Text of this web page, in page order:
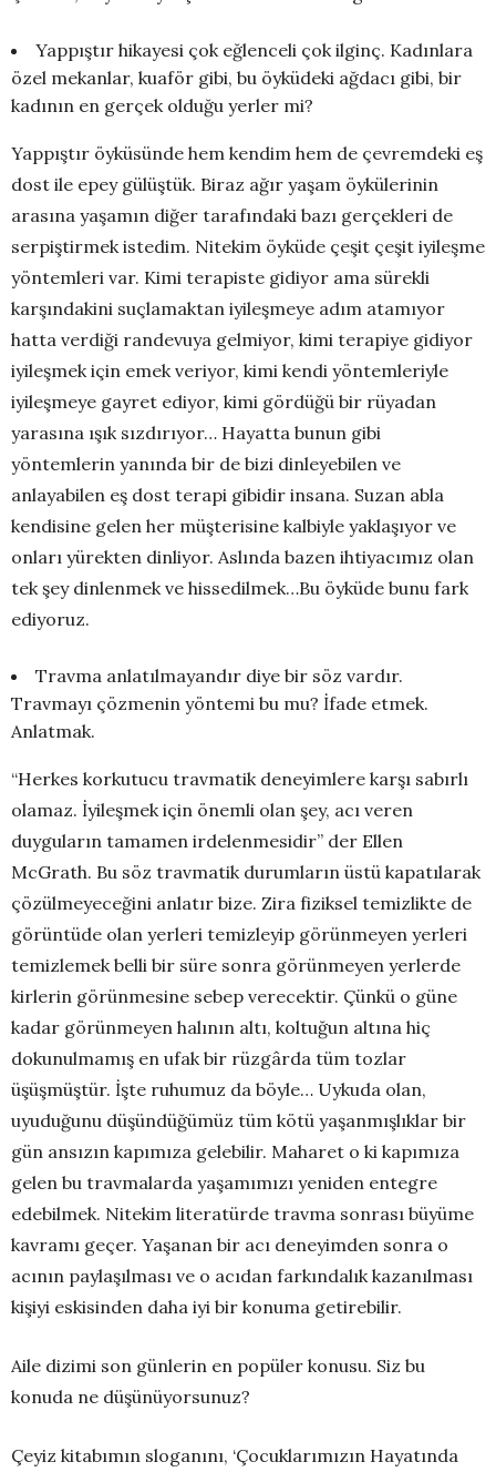
Yappıştır hikayesi çok eğlenceli çok ilginç. Kadınlara
özel mekanlar, kuaför gibi, bu öyküdeki ağdacı gibi, bir
kadının en gerçek olduğu yerler mi?
Yappıştır öyküsünde hem kendim hem de çevremdeki eş
dost ile epey gülüştük. Biraz ağır yaşam öykülerinin
arasına yaşamın diğer tarafındaki bazı gerçekleri de
serpiştirmek istedim. Nitekim öyküde çeşit çeşit iyileşme
yöntemleri var. Kimi terapiste gidiyor ama sürekli
karşındakini suçlamaktan iyileşmeye adım atamıyor
hatta verdiği randevuya gelmiyor, kimi terapiye gidiyor
iyileşmek için emek veriyor, kimi kendi yöntemleriyle
iyileşmeye gayret ediyor, kimi gördüğü bir rüyadan
yarasına ışık sızdırıyor… Hayatta bunun gibi
yöntemlerin yanında bir de bizi dinleyebilen ve
anlayabilen eş dost terapi gibidir insana. Suzan abla
kendisine gelen her müşterisine kalbiyle yaklaşıyor ve
onları yürekten dinliyor. Aslında bazen ihtiyacımız olan
tek şey dinlenmek ve hissedilmek…Bu öyküde bunu fark
ediyoruz.
Travma anlatılmayandır diye bir söz vardır.
Travmayı çözmenin yöntemi bu mu? İfade etmek.
Anlatmak.
“Herkes korkutucu travmatik deneyimlere karşı sabırlı
olamaz. İyileşmek için önemli olan şey, acı veren
duyguların tamamen irdelenmesidir” der Ellen
McGrath. Bu söz travmatik durumların üstü kapatılarak
çözülmeyeceğini anlatır bize. Zira fiziksel temizlikte de
görüntüde olan yerleri temizleyip görünmeyen yerleri
temizlemek belli bir süre sonra görünmeyen yerlerde
kirlerin görünmesine sebep verecektir. Çünkü o güne
kadar görünmeyen halının altı, koltuğun altına hiç
dokunulmamış en ufak bir rüzgârda tüm tozlar
üşüşmüştür. İşte ruhumuz da böyle… Uykuda olan,
uyuduğunu düşündüğümüz tüm kötü yaşanmışlıklar bir
gün ansızın kapımıza gelebilir. Maharet o ki kapımıza
gelen bu travmalarda yaşamımızı yeniden entegre
edebilmek. Nitekim literatürde travma sonrası büyüme
kavramı geçer. Yaşanan bir acı deneyimden sonra o
acının paylaşılması ve o acıdan farkındalık kazanılması
kişiyi eskisinden daha iyi bir konuma getirebilir.
Aile dizimi son günlerin en popüler konusu. Siz bu
konuda ne düşünüyorsunuz?
Çeyiz kitabımın sloganını, ‘Çocuklarımızın Hayatında